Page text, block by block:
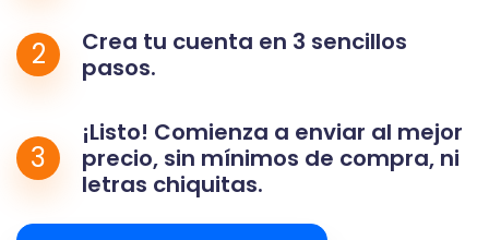
2
Crea tu cuenta en 3 sencillos
pasos.
3
¡Listo! Comienza a enviar al mejor
precio, sin mínimos de compra, ni
letras chiquitas.